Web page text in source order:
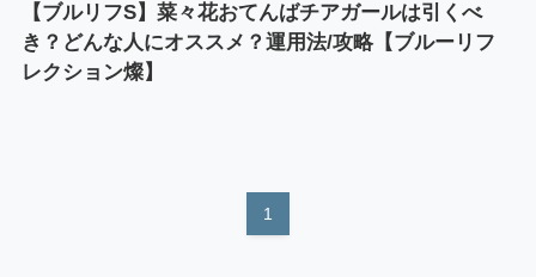
【ブルリフS】菜々花おてんばチアガールは引くべ
き？どんな人にオススメ？運用法/攻略【ブルーリフ
レクション燦】
1